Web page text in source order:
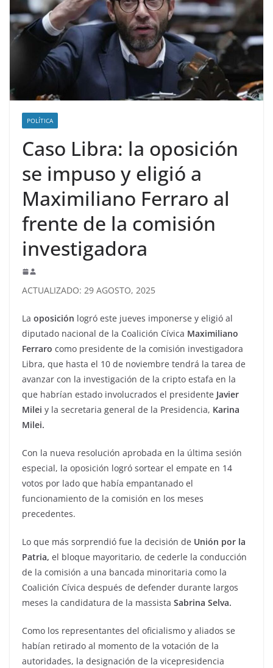
POLÍTICA
Caso Libra: la oposición
se impuso y eligió a
Maximiliano Ferraro al
frente de la comisión
investigadora
ACTUALIZADO: 29 AGOSTO, 2025
La oposición logró este jueves imponerse y eligió al
diputado nacional de la Coalición Cívica Maximiliano
Ferraro como presidente de la comisión investigadora
Libra, que hasta el 10 de noviembre tendrá la tarea de
avanzar con la investigación de la cripto estafa en la
que habrían estado involucrados el presidente Javier
Milei y la secretaria general de la Presidencia, Karina
Milei.
Con la nueva resolución aprobada en la última sesión
especial, la oposición logró sortear el empate en 14
votos por lado que había empantanado el
funcionamiento de la comisión en los meses
precedentes.
Lo que más sorprendió fue la decisión de Unión por la
Patria, el bloque mayoritario, de cederle la conducción
de la comisión a una bancada minoritaria como la
Coalición Cívica después de defender durante largos
meses la candidatura de la massista Sabrina Selva.
Como los representantes del oficialismo y aliados se
habían retirado al momento de la votación de la
autoridades, la designación de la vicepresidencia